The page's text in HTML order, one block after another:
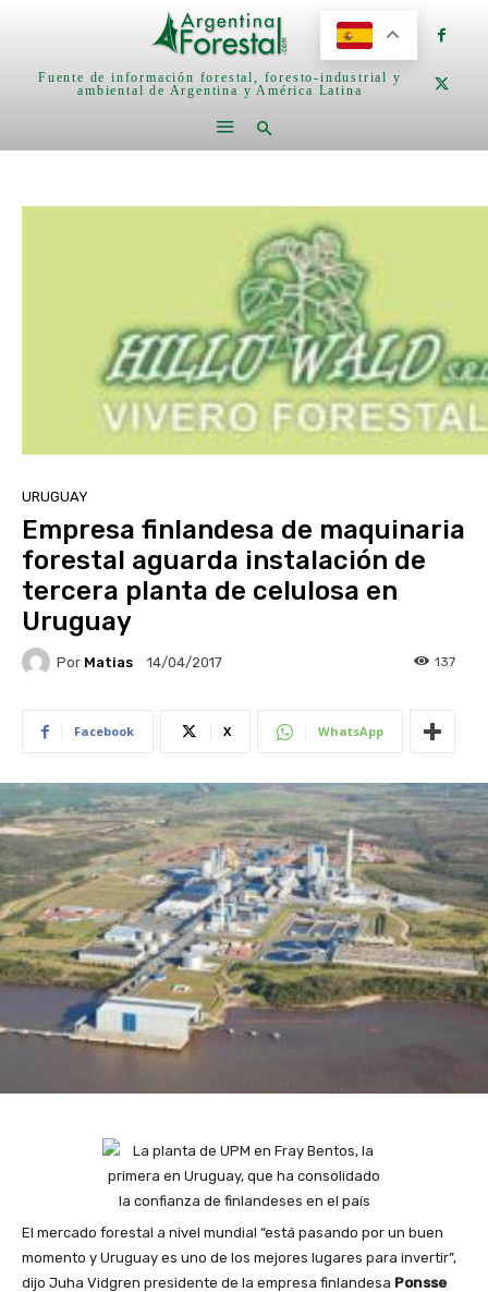
Fuente de información forestal, foresto-industrial y
ambiental de Argentina y América Latina
URUGUAY
Empresa finlandesa de maquinaria
forestal aguarda instalación de
tercera planta de celulosa en
Uruguay
Por Matias 14/04/2017 137
Facebook X WhatsApp
El mercado forestal a nivel mundial “está pasando por un buen
momento y Uruguay es uno de los mejores lugares para invertir”,
dijo Juha Vidgren presidente de la empresa finlandesa Ponsse